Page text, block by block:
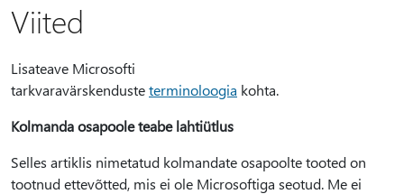
Viited
Lisateave Microsofti
tarkvaravärskendusteterminoloogia kohta.
Kolmanda osapoole teabe lahtiütlus
Selles artiklis nimetatud kolmandate osapoolte tooted on
tootnud ettevõtted, mis ei ole Microsoftiga seotud. Me ei